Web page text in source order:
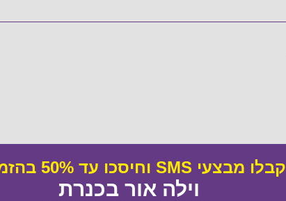
קבלו מבצעי SMS וחיסכו עד 50% בהזמנת:
וילה אור בכנרת